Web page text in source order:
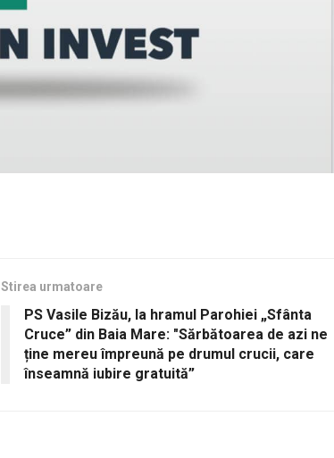
Stirea urmatoare
PS Vasile Bizău, la hramul Parohiei „Sfânta
Cruce” din Baia Mare: "Sărbătoarea de azi ne
ține mereu împreună pe drumul crucii, care
înseamnă iubire gratuită”